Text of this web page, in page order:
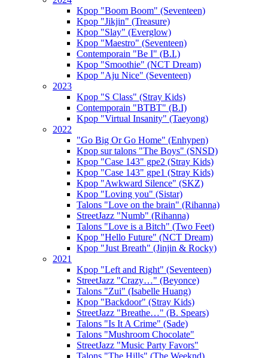
Kpop "Boom Boom" (Seventeen)
Kpop "Jikjin" (Treasure)
Kpop "Slay" (Everglow)
Kpop "Maestro" (Seventeen)
Contemporain "Be I" (B.I.)
Kpop "Smoothie" (NCT Dream)
Kpop "Aju Nice" (Seventeen)
2023
Kpop "S Class" (Stray Kids)
Contemporain "BTBT" (B.I)
Kpop "Virtual Insanity" (Taeyong)
2022
"Go Big Or Go Home" (Enhypen)
Kpop sur talons "The Boys" (SNSD)
Kpop "Case 143" gpe2 (Stray Kids)
Kpop "Case 143" gpe1 (Stray Kids)
Kpop "Awkward Silence" (SKZ)
Kpop "Loving you" (Sistar)
Talons "Love on the brain" (Rihanna)
StreetJazz "Numb" (Rihanna)
Talons "Love is a Bitch" (Two Feet)
Kpop "Hello Future" (NCT Dream)
Kpop "Just Breath" (Jinjin & Rocky)
2021
Kpop "Left and Right" (Seventeen)
StreetJazz "Crazy…" (Beyonce)
Talons "Zui" (Isabelle Huang)
Kpop "Backdoor" (Stray Kids)
StreetJazz "Breathe…" (B. Spears)
Talons "Is It A Crime" (Sade)
Talons "Mushroom Chocolate"
StreetJazz "Music Party Favors"